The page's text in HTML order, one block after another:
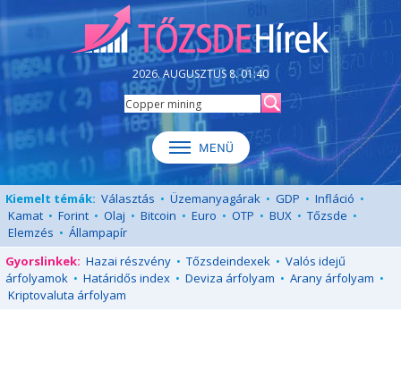
2026. AUGUSZTUS 8. 01:40
Kiemelt témák: Választás • Üzemanyagárak • GDP • Infláció •
Kamat • Forint • Olaj • Bitcoin • Euro • OTP • BUX • Tőzsde •
Elemzés • Állampapír
Gyorslinkek: Hazai részvény • Tőzsdeindexek • Valós idejű
árfolyamok • Határidős index • Deviza árfolyam • Arany árfolyam •
Kriptovaluta árfolyam